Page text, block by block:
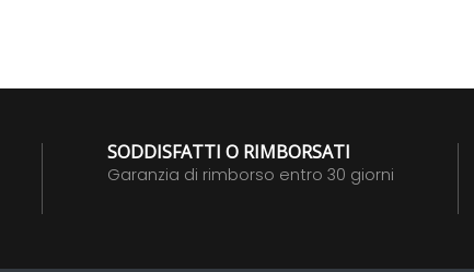
SODDISFATTI O RIMBORSATI
Garanzia di rimborso entro 30 giorni